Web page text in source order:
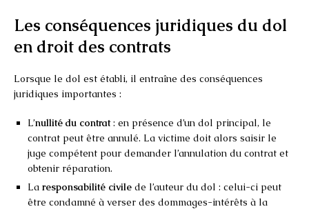
Les conséquences juridiques du dol
en droit des contrats
Lorsque le dol est établi, il entraîne des conséquences
juridiques importantes :
L’nullité du contrat: en présence d’un dol principal, le
contrat peut être annulé. La victime doit alors saisir le
juge compétent pour demander l’annulation du contrat et
obtenir réparation.
La responsabilité civile de l’auteur du dol : celui-ci peut
être condamné à verser des dommages-intérêts à la